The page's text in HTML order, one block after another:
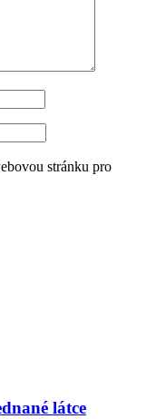
stránku pro
látce